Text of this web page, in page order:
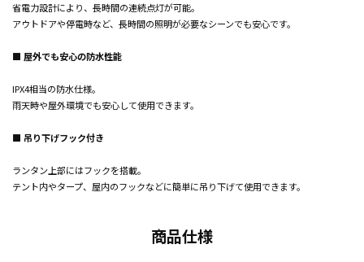
省電力設計により、長時間の連続点灯が可能。
アウトドアや停電時など、長時間の照明が必要なシーンでも安心です。
■ 屋外でも安心の防水性能
IPX4相当の防水仕様。
雨天時や屋外環境でも安心して使用できます。
■ 吊り下げフック付き
ランタン上部にはフックを搭載。
テント内やタープ、屋内のフックなどに簡単に吊り下げて使用できます。
商品仕様